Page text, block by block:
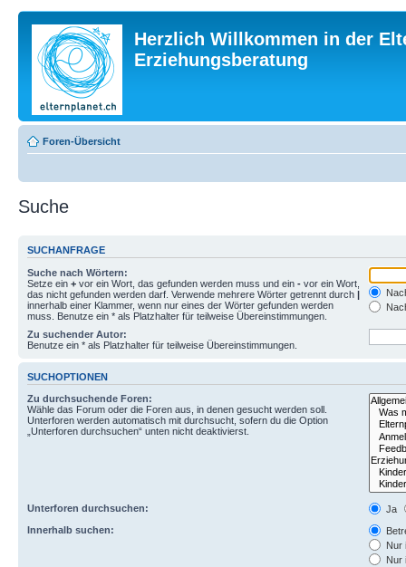
Herzlich Willkommen in der
Erziehungsberatung
Foren-Übersicht
Suche
SUCHANFRAGE
Suche nach Wörtern:
Setze ein + vor ein Wort, das gefunden werden muss und ein - vor ein Wort,
das nicht gefunden werden darf. Verwende mehrere Wörter getrennt durch |
innerhalb einer Klammer, wenn nur eines der Wörter gefunden werden
muss. Benutze ein * als Platzhalter für teilweise Übereinstimmungen.
Zu suchender Autor:
Benutze ein * als Platzhalter für teilweise Übereinstimmungen.
SUCHOPTIONEN
Zu durchsuchende Foren:
Wähle das Forum oder die Foren aus, in denen gesucht werden soll.
Unterforen werden automatisch mit durchsucht, sofern du die Option
„Unterforen durchsuchen“ unten nicht deaktivierst.
Unterforen durchsuchen:
Ja
Innerhalb suchen:
Nur
Nur